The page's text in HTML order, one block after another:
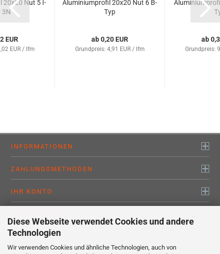
Diese Webseite verwendet Cookies und andere
Technologien
Wir verwenden Cookies und ähnliche Technologien, auch von
20x20 Nut 5 I-
3N
EUR
EUR / lfm
Aluminiumprofil 20x20 Nut 6 B-
Typ
ab 0,20 EUR
Grundpreis: 4,91 EUR / lfm
ab
Grundpreis:
INFORMATIONEN
ZAHLUNGSMETHODEN
IHR KONTO
Alle Preise sind inkl. MwSt., zzgl.Versandkosten